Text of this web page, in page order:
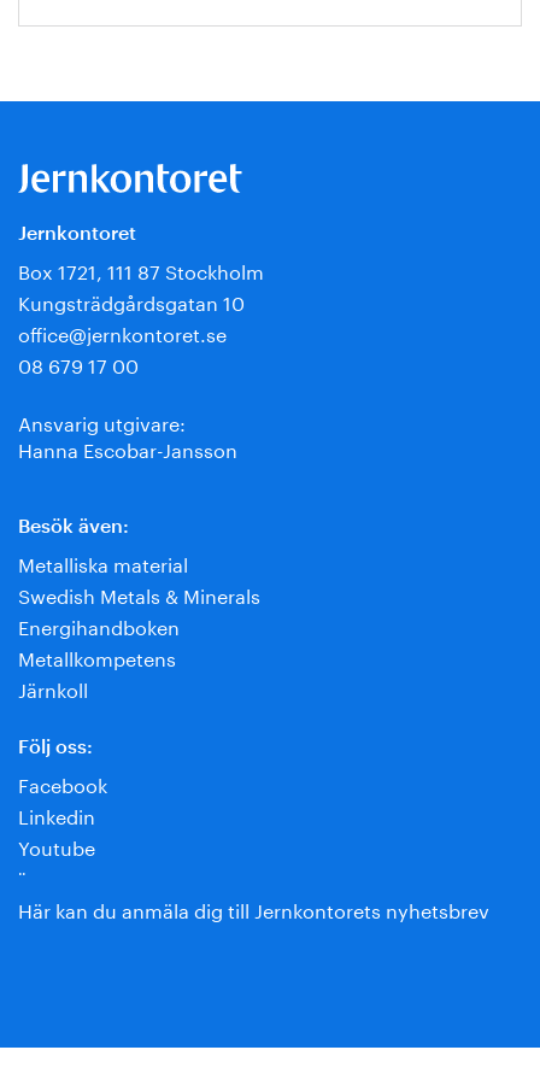
Jernkontoret
Box 1721, 111 87 Stockholm
Kungsträdgårdsgatan 10
office@jernkontoret.se
08 679 17 00
Ansvarig utgivare:
Hanna Escobar-Jansson
Besök även:
Metalliska material
Swedish Metals & Minerals
Energihandboken
Metallkompetens
Järnkoll
Följ oss:
Facebook
Linkedin
Youtube
¨
Här kan du anmäla dig till Jernkontorets nyhetsbrev